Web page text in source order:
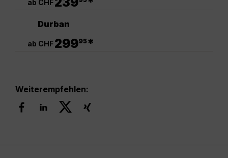
ab CHF
Durban
ab CHF29995*
Weiterempfehlen: